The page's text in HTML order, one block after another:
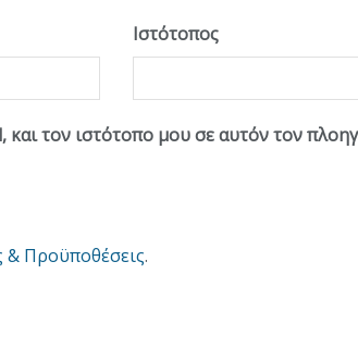
Ιστότοπος
τον ιστότοπο μου σε αυτόν τον
Προϋποθέσεις.